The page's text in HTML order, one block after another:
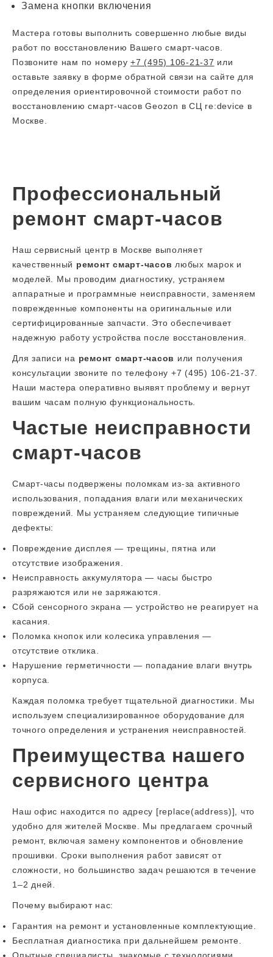
Замена кнопки включения
Мастера готовы выполнить совершенно любые виды
работ по восстановлению Вашего смарт-часов.
Позвоните нам по номеру +7 (495) 106-21-37 или
оставьте заявку в форме обратной связи на сайте для
определения ориентировочной стоимости работ по
восстановлению смарт-часов Geozon в СЦ re:device в
Москве.
Профессиональный
ремонт смарт-часов
Наш сервисный центр в Москве выполняет
качественный ремонт смарт-часов любых марок и
моделей. Мы проводим диагностику, устраняем
аппаратные и программные неисправности, заменяем
поврежденные компоненты на оригинальные или
сертифицированные запчасти. Это обеспечивает
надежную работу устройства после восстановления.
Для записи на ремонт смарт-часов или получения
консультации звоните по телефону +7 (495) 106-21-37.
Наши мастера оперативно выявят проблему и вернут
вашим часам полную функциональность.
Частые неисправности
смарт-часов
Смарт-часы подвержены поломкам из-за активного
использования, попадания влаги или механических
повреждений. Мы устраняем следующие типичные
дефекты:
Повреждение дисплея — трещины, пятна или
отсутствие изображения.
Неисправность аккумулятора — часы быстро
разряжаются или не заряжаются.
Сбой сенсорного экрана — устройство не реагирует на
касания.
Поломка кнопок или колесика управления —
отсутствие отклика.
Нарушение герметичности — попадание влаги внутрь
корпуса.
Каждая поломка требует тщательной диагностики. Мы
используем специализированное оборудование для
точного определения и устранения неисправностей.
Преимущества нашего
сервисного центра
Наш офис находится по адресу [replace(address)], что
удобно для жителей Москве. Мы предлагаем срочный
ремонт, включая замену компонентов и обновление
прошивки. Сроки выполнения работ зависят от
сложности, но большинство задач решаются в течение
1–2 дней.
Почему выбирают нас:
Гарантия на ремонт и установленные комплектующие.
Бесплатная диагностика при дальнейшем ремонте.